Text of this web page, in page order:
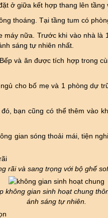
ở giữa kết hợp thang lên
thoáng. Tại tầng tum có
nữa. Trước khi vào nhà
sáng tự nhiên nhất.
và ăn được tích hợp trong
cho bố mẹ và 1 phòng dự
bạn cũng có thể thêm vào
gian sóng thoải mái, tiện
rãi và sang trọng với bộ ghế
không gian sinh hoạt chung
ánh sáng tự nhiên.